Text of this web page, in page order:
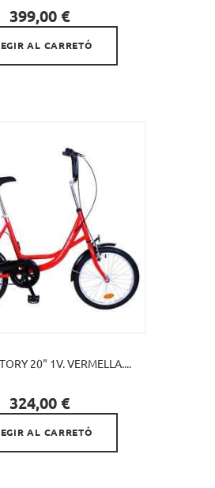
Preu
399,00 €

AL CARRETÓ
20" 1V. VERMELLA....
Preu
324,00 €

AL CARRETÓ